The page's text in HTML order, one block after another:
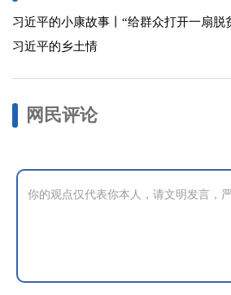
习近平的小康故事丨“给群众打开一扇
习近平的乡土情
网民评论